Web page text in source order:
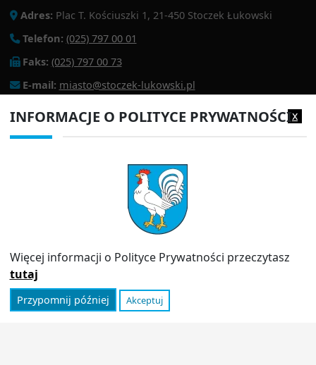
Adres: Plac T. Kościuszki 1, 21-450 Stoczek Łukowski
Telefon: (025) 797 00 01
Faks: (025) 797 00 73
E-mail: miasto@stoczek-lukowski.pl
PRZYDATNE LINKI
Polityka prywatności
Informator
x
INFORMACJE O POLITYCE PRYWATNOŚCI
Więcej informacji o Polityce Prywatności przeczytasz
tutaj
Przypomnij później Akceptuj